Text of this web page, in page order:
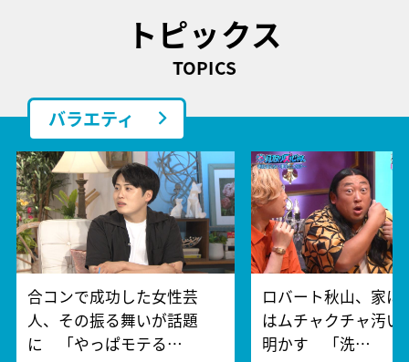
トピックス
TOPICS
バラエティ
合コンで成功した女性芸
人、その振る舞いが話題
に 「やっぱモテる…
ロバート秋山、家に
はムチャクチャ汚い
明かす 「洗…